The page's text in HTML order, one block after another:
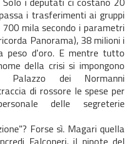
i trasferimenti ai gruppi
700 mila secondo i parametri
Panorama), 38 milioni i
peso d'oro. E mentre tutto
della crisi si impongono
Palazzo dei Normanni
di rossore le spese per
delle segreterie
Forse sì. Magari quella